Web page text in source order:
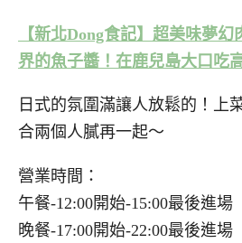
【新北Dong食記】超美味夢
界的魚子醬！在鹿兒島大口吃
日式的氛圍滿讓人放鬆的！上
合兩個人膩再一起～
營業時間：
午餐-12:00開始-15:00最後進場
晚餐-17:00開始-22:00最後進場